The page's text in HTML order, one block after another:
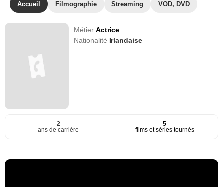
Accueil Filmographie Streaming VOD, DVD
MétierActrice
Nationalité Irlandaise
2
ans de carrière
5
films et séries tournés